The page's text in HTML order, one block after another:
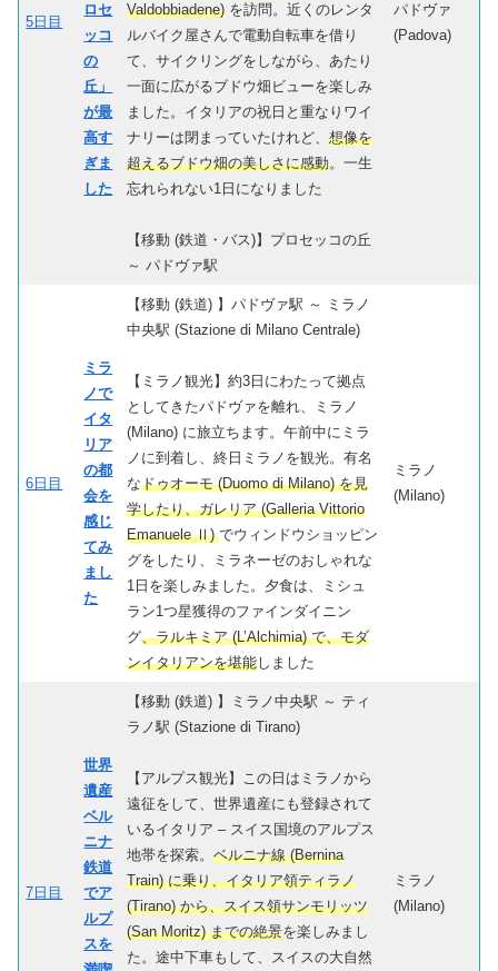
5日目
ロセ
ッコ
の
丘」
が最
高す
ぎま
した
Valdobbiadene) を訪問。近くのレンタ
ルバイク屋さんで電動自転車を借り
て、サイクリングをしながら、あたり
一面に広がるブドウ畑ビューを楽しみ
ました。イタリアの祝日と重なりワイ
ナリーは閉まっていたけれど、想像を
超えるブドウ畑の美しさに感動。一生
忘れられない1日になりました
【移動 (鉄道・バス)】プロセッコの丘
～ パドヴァ駅
パドヴァ
(Padova)
6日目
ミラ
ノで
イタ
リア
の都
会を
感じ
てみ
まし
た
【移動 (鉄道) 】パドヴァ駅 ～ ミラノ
中央駅 (Stazione di Milano Centrale)
【ミラノ観光】約3日にわたって拠点
としてきたパドヴァを離れ、ミラノ
(Milano) に旅立ちます。午前中にミラ
ノに到着し、終日ミラノを観光。有名
なドゥオーモ (Duomo di Milano) を見
学したり、ガレリア (Galleria Vittorio
Emanuele Ⅱ)でウィンドウショッピン
グをしたり、ミラネーゼのおしゃれな
1日を楽しみました。夕食は、ミシュ
ラン1つ星獲得のファインダイニン
グ、ラルキミア (L’Alchimia) で、モダ
ンイタリアンを堪能しました
ミラノ
(Milano)
7日目
世界
遺産
ベル
ニナ
鉄道
でア
ルプ
スを
【移動 (鉄道) 】ミラノ中央駅 ～ ティ
ラノ駅 (Stazione di Tirano)
【アルプス観光】この日はミラノから
遠征をして、世界遺産にも登録されて
いるイタリア – スイス国境のアルプス
地帯を探索。ベルニナ線 (Bernina
Train) に乗り、イタリア領ティラノ
(Tirano) から、スイス領サンモリッツ
(San Moritz) までの絶景を楽しみまし
た。途中下車もして、スイスの大自然
ミラノ
(Milano)